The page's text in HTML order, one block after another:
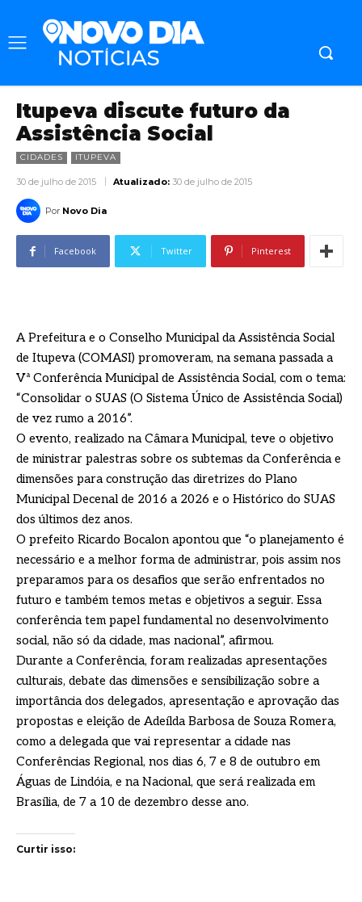
Itupeva discute futuro da
Assistência Social
CIDADES ITUPEVA
30 de julho de 2015 Atualizado: 30 de julho de 2015
Por Novo Dia
Facebook Twitter Pinterest
A Prefeitura e o Conselho Municipal da Assistência Social
de Itupeva (COMASI) promoveram, na semana passada a
Vª Conferência Municipal de Assistência Social, com o tema:
“Consolidar o SUAS (O Sistema Único de Assistência Social)
de vez rumo a 2016”.
O evento, realizado na Câmara Municipal, teve o objetivo
de ministrar palestras sobre os subtemas da Conferência e
dimensões para construção das diretrizes do Plano
Municipal Decenal de 2016 a 2026 e o Histórico do SUAS
dos últimos dez anos.
O prefeito Ricardo Bocalon apontou que “o planejamento é
necessário e a melhor forma de administrar, pois assim nos
preparamos para os desafios que serão enfrentados no
futuro e também temos metas e objetivos a seguir. Essa
conferência tem papel fundamental no desenvolvimento
social, não só da cidade, mas nacional”, afirmou.
Durante a Conferência, foram realizadas apresentações
culturais, debate das dimensões e sensibilização sobre a
importância dos delegados, apresentação e aprovação das
propostas e eleição de Adeílda Barbosa de Souza Romera,
como a delegada que vai representar a cidade nas
Conferências Regional, nos dias 6, 7 e 8 de outubro em
Águas de Lindóia, e na Nacional, que será realizada em
Brasília, de 7 a 10 de dezembro desse ano.
Curtir isso: